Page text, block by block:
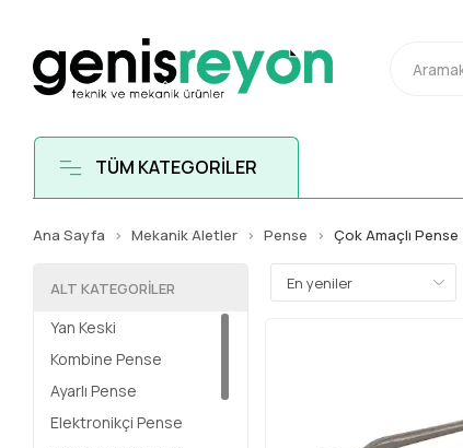
TÜM KATEGORİLER
Ana Sayfa Mekanik Aletler Pense Çok Amaçlı Pense
ALT KATEGORILER
Yan Keski
Kombine Pense
Ayarlı Pense
Elektronikçi Pense